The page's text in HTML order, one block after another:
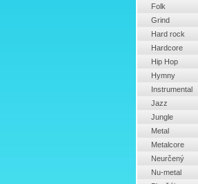
Folk
Grind
Hard rock
Hardcore
Hip Hop
Hymny
Instrumental
Jazz
Jungle
Metal
Metalcore
Neurčený
Nu-metal